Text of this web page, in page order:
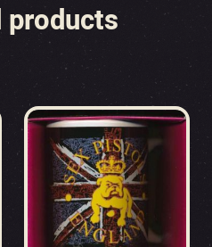
products